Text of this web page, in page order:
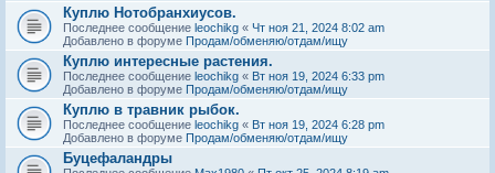
Куплю Нотобранхиусов.
Последнее сообщение leochikg « Чт ноя 21, 2024 8:02 am
Добавлено в форуме Продам/обменяю/отдам/ищу
Куплю интересные растения.
Последнее сообщение leochikg « Вт ноя 19, 2024 6:33 pm
Добавлено в форуме Продам/обменяю/отдам/ищу
Куплю в травник рыбок.
Последнее сообщение leochikg « Вт ноя 19, 2024 6:28 pm
Добавлено в форуме Продам/обменяю/отдам/ищу
Буцефаландры